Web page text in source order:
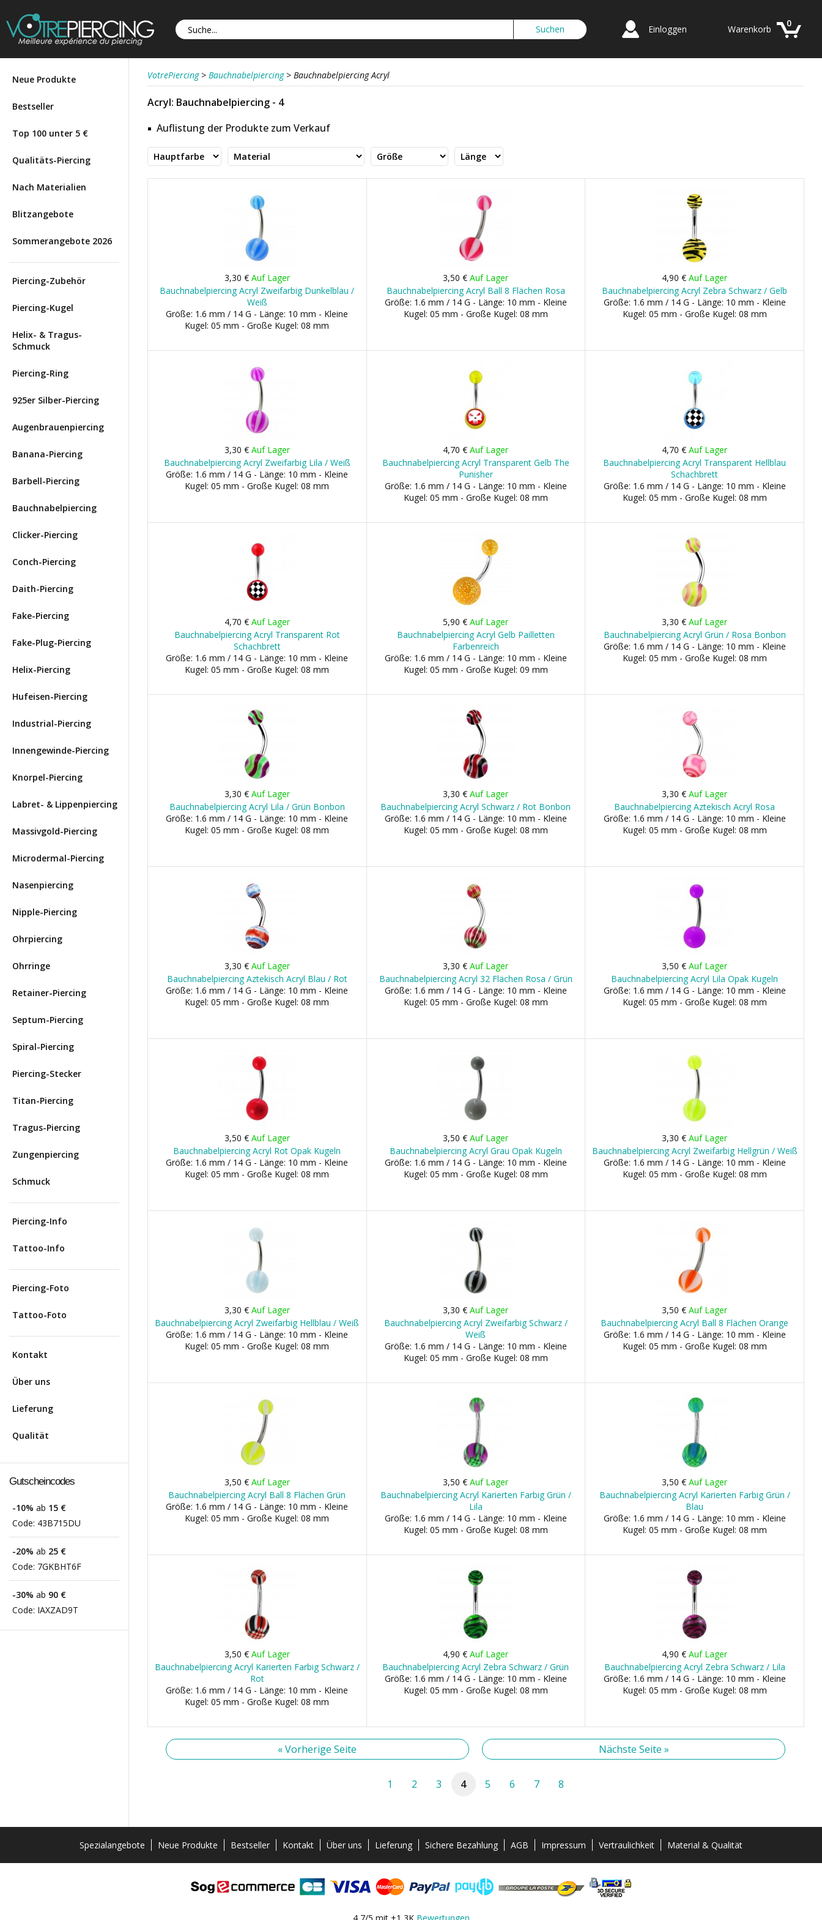
Einloggen
0
Warenkorb
Neue Produkte
Bestseller
Top 100 unter 5 €
Qualitäts-Piercing
Nach Materialien
Blitzangebote
Sommerangebote 2026
Piercing-Zubehör
Piercing-Kugel
Helix- & Tragus-
Schmuck
Piercing-Ring
925er Silber-Piercing
Augenbrauenpiercing
Banana-Piercing
Barbell-Piercing
Bauchnabelpiercing
Clicker-Piercing
Conch-Piercing
Daith-Piercing
Fake-Piercing
Fake-Plug-Piercing
Helix-Piercing
Hufeisen-Piercing
Industrial-Piercing
Innengewinde-Piercing
Knorpel-Piercing
Labret- & Lippenpiercing
Massivgold-Piercing
Microdermal-Piercing
Nasenpiercing
Nipple-Piercing
Ohrpiercing
Ohrringe
Retainer-Piercing
Septum-Piercing
Spiral-Piercing
Piercing-Stecker
Titan-Piercing
Tragus-Piercing
Zungenpiercing
Schmuck
Piercing-Info
Tattoo-Info
Piercing-Foto
Tattoo-Foto
Kontakt
Über uns
Lieferung
Qualität
Gutscheincodes
-10% ab 15 €
Code: 43B715DU
-20% ab 25 €
Code: 7GKBHT6F
-30% ab 90 €
Code: IAXZAD9T
VotrePiercing > Bauchnabelpiercing > Bauchnabelpiercing Acryl
Acryl: Bauchnabelpiercing - 4
Auflistung der Produkte zum Verkauf
3,30 € Auf Lager
Bauchnabelpiercing Acryl Zweifarbig Dunkelblau /
Weiß
Größe: 1.6 mm / 14 G - Länge: 10 mm - Kleine
Kugel: 05 mm - Große Kugel: 08 mm
3,50 €Auf Lager
Bauchnabelpiercing Acryl Ball 8 Flächen Rosa
Größe: 1.6 mm / 14 G - Länge: 10 mm - Kleine
Kugel: 05 mm - Große Kugel: 08 mm
4,90 €Auf Lager
Bauchnabelpiercing Acryl Zebra Schwarz / Gelb
Größe: 1.6 mm / 14 G - Länge: 10 mm - Kleine
Kugel: 05 mm - Große Kugel: 08 mm
3,30 € Auf Lager
Bauchnabelpiercing Acryl Zweifarbig Lila / Weiß
Größe: 1.6 mm / 14 G - Länge: 10 mm - Kleine
Kugel: 05 mm - Große Kugel: 08 mm
4,70 €Auf Lager
Bauchnabelpiercing Acryl Transparent Gelb The
Punisher
Größe: 1.6 mm / 14 G - Länge: 10 mm - Kleine
Kugel: 05 mm - Große Kugel: 08 mm
4,70 €Auf Lager
Bauchnabelpiercing Acryl Transparent Hellblau
Schachbrett
Größe: 1.6 mm / 14 G - Länge: 10 mm - Kleine
Kugel: 05 mm - Große Kugel: 08 mm
4,70 € Auf Lager
Bauchnabelpiercing Acryl Transparent Rot
Schachbrett
Größe: 1.6 mm / 14 G - Länge: 10 mm - Kleine
Kugel: 05 mm - Große Kugel: 08 mm
5,90 €Auf Lager
Bauchnabelpiercing Acryl Gelb Pailletten
Farbenreich
Größe: 1.6 mm / 14 G - Länge: 10 mm - Kleine
Kugel: 05 mm - Große Kugel: 09 mm
3,30 €Auf Lager
Bauchnabelpiercing Acryl Grün / Rosa Bonbon
Größe: 1.6 mm / 14 G - Länge: 10 mm - Kleine
Kugel: 05 mm - Große Kugel: 08 mm
3,30 € Auf Lager
Bauchnabelpiercing Acryl Lila / Grün Bonbon
Größe: 1.6 mm / 14 G - Länge: 10 mm - Kleine
Kugel: 05 mm - Große Kugel: 08 mm
3,30 €Auf Lager
Bauchnabelpiercing Acryl Schwarz / Rot Bonbon
Größe: 1.6 mm / 14 G - Länge: 10 mm - Kleine
Kugel: 05 mm - Große Kugel: 08 mm
3,30 €Auf Lager
Bauchnabelpiercing Aztekisch Acryl Rosa
Größe: 1.6 mm / 14 G - Länge: 10 mm - Kleine
Kugel: 05 mm - Große Kugel: 08 mm
3,30 € Auf Lager
Bauchnabelpiercing Aztekisch Acryl Blau / Rot
Größe: 1.6 mm / 14 G - Länge: 10 mm - Kleine
Kugel: 05 mm - Große Kugel: 08 mm
3,30 €Auf Lager
Bauchnabelpiercing Acryl 32 Flächen Rosa / Grün
Größe: 1.6 mm / 14 G - Länge: 10 mm - Kleine
Kugel: 05 mm - Große Kugel: 08 mm
3,50 €Auf Lager
Bauchnabelpiercing Acryl Lila Opak Kugeln
Größe: 1.6 mm / 14 G - Länge: 10 mm - Kleine
Kugel: 05 mm - Große Kugel: 08 mm
3,50 € Auf Lager
Bauchnabelpiercing Acryl Rot Opak Kugeln
Größe: 1.6 mm / 14 G - Länge: 10 mm - Kleine
Kugel: 05 mm - Große Kugel: 08 mm
3,50 €Auf Lager
Bauchnabelpiercing Acryl Grau Opak Kugeln
Größe: 1.6 mm / 14 G - Länge: 10 mm - Kleine
Kugel: 05 mm - Große Kugel: 08 mm
3,30 €Auf Lager
Bauchnabelpiercing Acryl Zweifarbig Hellgrün / Weiß
Größe: 1.6 mm / 14 G - Länge: 10 mm - Kleine
Kugel: 05 mm - Große Kugel: 08 mm
3,30 € Auf Lager
Bauchnabelpiercing Acryl Zweifarbig Hellblau / Weiß
Größe: 1.6 mm / 14 G - Länge: 10 mm - Kleine
Kugel: 05 mm - Große Kugel: 08 mm
3,30 €Auf Lager
Bauchnabelpiercing Acryl Zweifarbig Schwarz /
Weiß
Größe: 1.6 mm / 14 G - Länge: 10 mm - Kleine
Kugel: 05 mm - Große Kugel: 08 mm
3,50 €Auf Lager
Bauchnabelpiercing Acryl Ball 8 Flächen Orange
Größe: 1.6 mm / 14 G - Länge: 10 mm - Kleine
Kugel: 05 mm - Große Kugel: 08 mm
3,50 € Auf Lager
Bauchnabelpiercing Acryl Ball 8 Flächen Grün
Größe: 1.6 mm / 14 G - Länge: 10 mm - Kleine
Kugel: 05 mm - Große Kugel: 08 mm
3,50 €Auf Lager
Bauchnabelpiercing Acryl Karierten Farbig Grün /
Lila
Größe: 1.6 mm / 14 G - Länge: 10 mm - Kleine
Kugel: 05 mm - Große Kugel: 08 mm
3,50 €Auf Lager
Bauchnabelpiercing Acryl Karierten Farbig Grün /
Blau
Größe: 1.6 mm / 14 G - Länge: 10 mm - Kleine
Kugel: 05 mm - Große Kugel: 08 mm
3,50 € Auf Lager
Bauchnabelpiercing Acryl Karierten Farbig Schwarz /
Rot
Größe: 1.6 mm / 14 G - Länge: 10 mm - Kleine
Kugel: 05 mm - Große Kugel: 08 mm
4,90 €Auf Lager
Bauchnabelpiercing Acryl Zebra Schwarz / Grün
Größe: 1.6 mm / 14 G - Länge: 10 mm - Kleine
Kugel: 05 mm - Große Kugel: 08 mm
4,90 €Auf Lager
Bauchnabelpiercing Acryl Zebra Schwarz / Lila
Größe: 1.6 mm / 14 G - Länge: 10 mm - Kleine
Kugel: 05 mm - Große Kugel: 08 mm
« Vorherige Seite Nächste Seite »
1 2 3 4 5 6 7 8
Spezialangebote Neue Produkte Bestseller Kontakt Über uns Lieferung Sichere Bezahlung AGB Impressum Vertraulichkeit Material & Qualität